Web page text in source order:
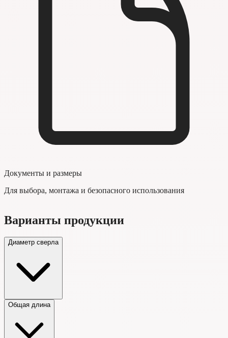
Документы и размеры
Для выбора, монтажа и безопасного использования
Варианты продукции
Диаметр сверла
Общая длина